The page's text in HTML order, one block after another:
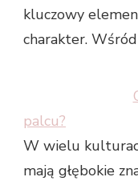
kluczowy
charakter.
palcu?
W wielu
mają głębokie